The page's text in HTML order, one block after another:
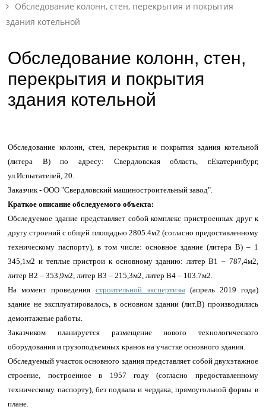
Обследование колонн, стен, перекрытия и покрытия
здания котельной
Обследование колонн, стен,
перекрытия и покрытия
здания котельной
Обследование колонн, стен, перекрытия и покрытия здания котельной
(литера В) по адресу: Свердловская область, г.Екатеринбург,
ул.Испытателей, 20.
Заказчик - ООО "Свердловский машиностроительный завод".
Краткое описание обследуемого объекта:
Обследуемое здание представляет собой комплекс пристроенных друг к
другу строений с общей площадью 2805.4м2 (согласно предоставленному
техническому паспорту), в том числе: основное здание (литера В) – 1
345,1м2 и теплые пристрои к основному зданию: литер В1 – 787,4м2,
литер В2 – 353,9м2, литер В3 – 215,3м2, литер В4 – 103.7м2.
На момент проведения строительной экспертизы(апрель 2019 года)
здание не эксплуатировалось, в основном здании (лит.В) производились
демонтажные работы.
Заказчиком планируется размещение нового технологического
оборудования и грузоподъемных кранов на участке основного здания.
Обследуемый участок основного здания представляет собой двухэтажное
строение, построенное в 1957 году (согласно предоставленному
техническому паспорту), без подвала и чердака, прямоугольной формы в
плане.